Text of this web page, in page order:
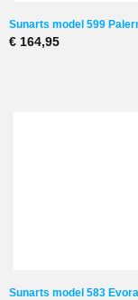
Sunarts model 599
€ 164,95
Sunarts model 583